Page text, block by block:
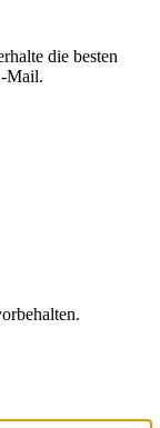
die besten
Mail.